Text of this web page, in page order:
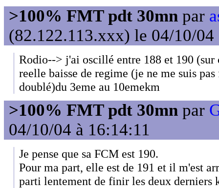
>100% FMT pdt 30mn par
(82.122.113.xxx) le 04/10/04
Rodio--> j'ai oscillé entre 188 et 190 (sur
reelle baisse de regime (je ne me suis
doublé)du 3eme au 10emekm
>100% FMT pdt 30mn par
04/10/04 à 16:14:11
Je pense que sa FCM est 190.
Pour ma part, elle est de 191 et il m'est
parti lentement de finir les deux derniers